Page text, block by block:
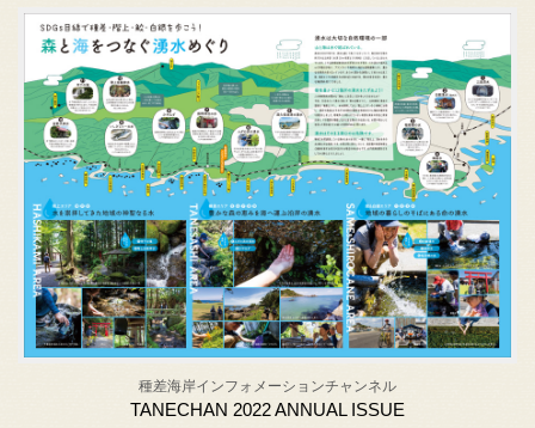
種差海岸インフォメーションチャンネル
TANECHAN 2022 ANNUAL ISSUE